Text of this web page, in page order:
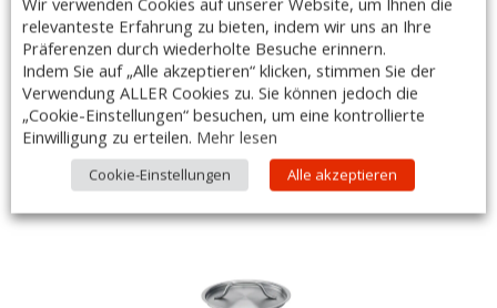
Deckel Gastrosus Chef – Ø 40 cm
€ 36,00
inkl. MwSt.)
relevanteste Erfahrung zu bieten, indem wir uns an Ihre
Präferenzen durch wiederholte Besuche erinnern.
Indem Sie auf „Alle akzeptieren“ klicken, stimmen Sie der
Verwendung ALLER Cookies zu. Sie können jedoch die
„Cookie-Einstellungen“ besuchen, um eine kontrollierte
Einwilligung zu erteilen. Mehr lesen
Cookie-Einstellungen Alle akzeptieren